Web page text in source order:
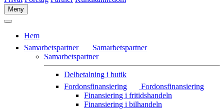
Meny
Hem
Samarbetspartner
Samarbetspartner
Samarbetspartner
Delbetalning i butik
Fordonsfinansiering
Fordonsfinansiering
Finansiering i fritidshandeln
Finansiering i bilhandeln